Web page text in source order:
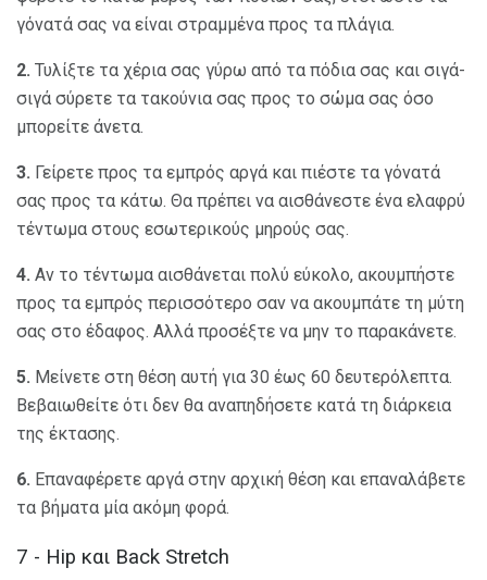
γόνατά σας να είναι στραμμένα προς τα πλάγια.
2. Τυλίξτε τα χέρια σας γύρω από τα πόδια σας και σιγά-
σιγά σύρετε τα τακούνια σας προς το σώμα σας όσο
μπορείτε άνετα.
3. Γείρετε προς τα εμπρός αργά και πιέστε τα γόνατά
σας προς τα κάτω. Θα πρέπει να αισθάνεστε ένα ελαφρύ
τέντωμα στους εσωτερικούς μηρούς σας.
4. Αν το τέντωμα αισθάνεται πολύ εύκολο, ακουμπήστε
προς τα εμπρός περισσότερο σαν να ακουμπάτε τη μύτη
σας στο έδαφος. Αλλά προσέξτε να μην το παρακάνετε.
5. Μείνετε στη θέση αυτή για 30 έως 60 δευτερόλεπτα.
Βεβαιωθείτε ότι δεν θα αναπηδήσετε κατά τη διάρκεια
της έκτασης.
6. Επαναφέρετε αργά στην αρχική θέση και επαναλάβετε
τα βήματα μία ακόμη φορά.
7 - Hip και Back Stretch